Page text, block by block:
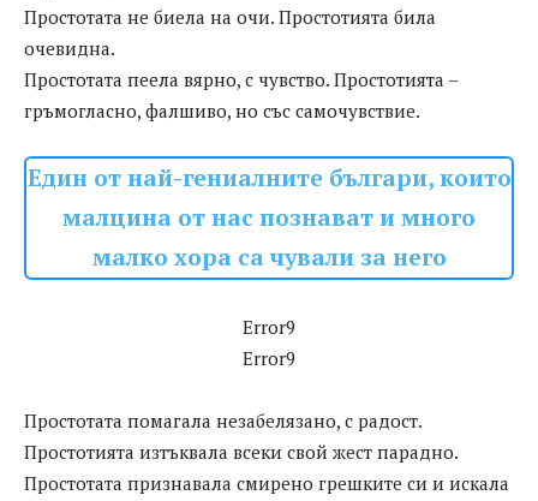
Простотата не биела на очи. Простотията била
очевидна.
Простотата пеела вярно, с чувство. Простотията –
гръмогласно, фалшиво, но със самочувствие.
Един от най-гениалните българи, които
малцина от нас познават и много
малко хора са чували за него
Error9
Error9
Простотата помагала незабелязано, с радост.
Простотията изтъквала всеки свой жест парадно.
Простотата признавала смирено грешките си и искала